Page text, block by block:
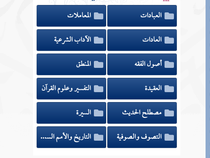
العبادات
المعاملات
العادات
الآداب الشرعية
أصول الفقه
المنطق
العقيدة
التفسير وعلوم القرآن
مصطلح الحديث
السيرة
التصوف والصوفية
التاريخ والأمم السابقة